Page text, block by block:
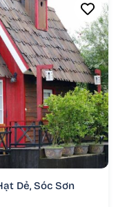
Dẻ, Sóc Sơn